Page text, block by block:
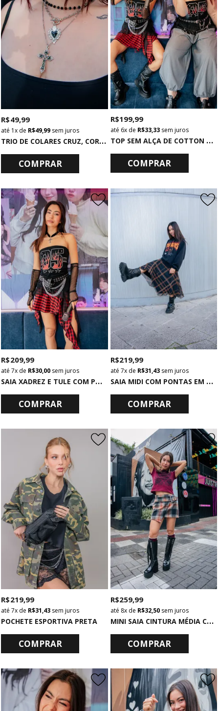
T
RIO DE COLARES CRUZ, CORAÇÃO E BOLINHAS
R$ 49,99
1x de R$ 49,99 sem juros
COMPRAR
T
OP SEM ALÇA DE COTTON PRETO COM BABADOS DE TULE
R$ 199,99
6xde R$ 33,33sem juros
COMPRAR
S
AIA XADREZ E TULE COM PONTAS
R$ 209,99
7x de R$ 30,00 sem juros
COMPRAR
S
AIA MIDI COM PONTAS EM TULE XADREZ
R$ 219,99
7xde R$ 31,43sem juros
COMPRAR
POCHETE ESPORTIVA PRETA
R$ 219,99
7x de R$ 31,43 sem juros
COMPRAR
M
INI SAIA CINTURA MÉDIA COM CINTO XADREZ
R$ 259,99
8xde R$ 32,50sem juros
COMPRAR